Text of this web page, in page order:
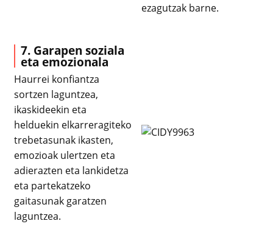
ezagutzak barne.
7. Garapen soziala
eta emozionala
Haurrei konfiantza
sortzen laguntzea,
ikaskideekin eta
helduekin elkarreragiteko
trebetasunak ikasten,
emozioak ulertzen eta
adierazten eta lankidetza
eta partekatzeko
gaitasunak garatzen
laguntzea.